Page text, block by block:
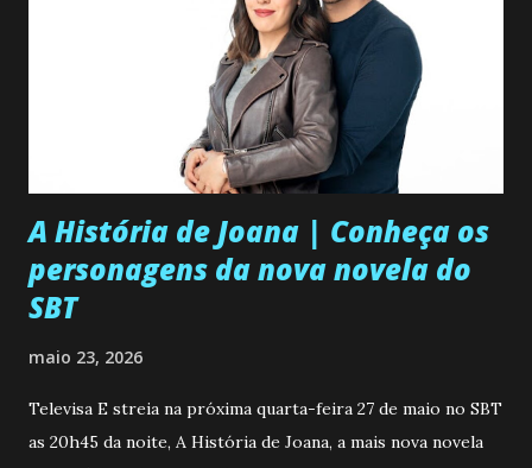
A História de Joana | Conheça os
personagens da nova novela do
SBT
maio 23, 2026
Televisa E streia na próxima quarta-feira 27 de maio no SBT
as 20h45 da noite, A História de Joana, a mais nova novela